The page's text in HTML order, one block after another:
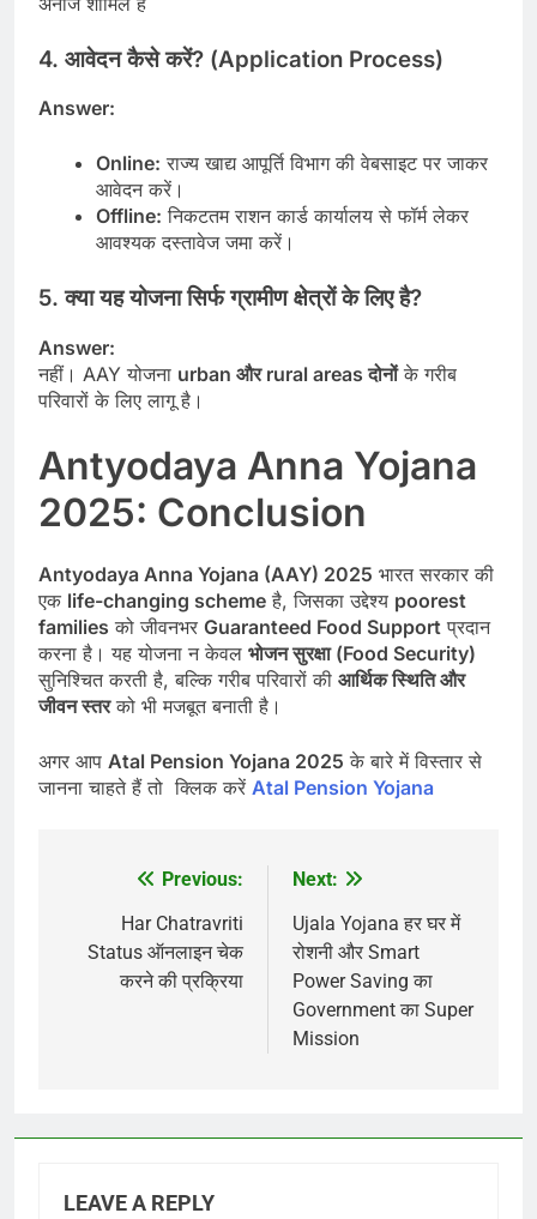
4. आवेदन कैसे करें? (Application Process)
Answer:
Online: राज्य खाद्य आपूर्ति विभाग की वेबसाइट पर जाकर
आवेदन करें।
Offline: निकटतम राशन कार्ड कार्यालय से फॉर्म लेकर
आवश्यक दस्तावेज जमा करें।
5.क्या यह योजना सिर्फ ग्रामीण क्षेत्रों के लिए है?
Answer:
नहीं। AAY योजना urban और rural areas दोनोंके गरीब
परिवारों के लिए लागू है।
Antyodaya Anna Yojana
2025: Conclusion
Antyodaya Anna Yojana (AAY) 2025 भारत सरकार की
एक life-changing scheme है, जिसका उद्देश्य poorest
families को जीवनभर Guaranteed Food Support प्रदान
करना है। यह योजना न केवल भोजन सुरक्षा (Food Security)
सुनिश्चित करती है, बल्कि गरीब परिवारों की आर्थिक स्थिति और
जीवन स्तरको भी मजबूत बनाती है।
अगर आप Atal Pension Yojana 2025 के बारे में विस्तार से
जानना चाहते हैं तो क्लिक करें Atal Pension Yojana
navigation
Previous:
Har Chatravriti
Status ऑनलाइन चेक
करने की प्रक्रिया
Next:
Ujala Yojana हर घर में
रोशनी और Smart
Power Saving का
Government का Super
Mission
LEAVE A REPLY